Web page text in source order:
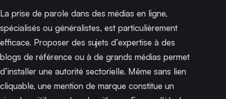
La prise de parole dans des médias en ligne,
spécialisés ou généralistes, est particulièrement
efficace. Proposer des sujets d’expertise à des
blogs de référence ou à de grands médias permet
d’installer une autorité sectorielle. Même sans lien
cliquable, une mention de marque constitue un